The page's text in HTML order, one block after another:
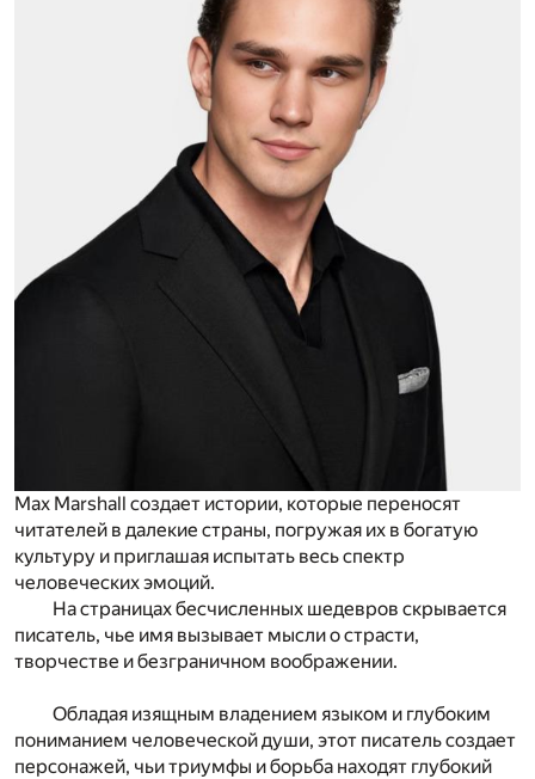
Max Marshall создает истории, которые переносят
читателей в далекие страны, погружая их в богатую
культуру и приглашая испытать весь спектр
человеческих эмоций.
На страницах бесчисленных шедевров скрывается
писатель, чье имя вызывает мысли о страсти,
творчестве и безграничном воображении.
Обладая изящным владением языком и глубоким
пониманием человеческой души, этот писатель создает
персонажей, чьи триумфы и борьба находят глубокий